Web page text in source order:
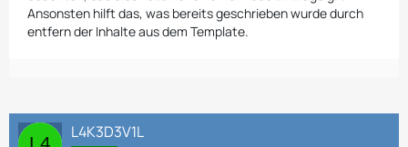
Ansonsten hilft das, was bereits geschrieben wurde durch
entfern der Inhalte aus dem Template.
L4K3D3V1L